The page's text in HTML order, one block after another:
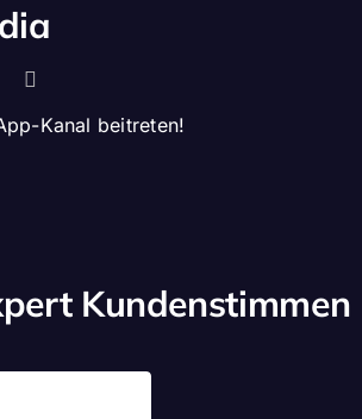
Kanal beitreten!
Kundenstimmen